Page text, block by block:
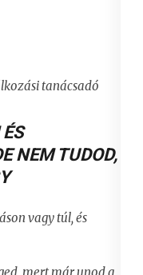
tanácsadó
NEM TUDOD,
vagy túl, és